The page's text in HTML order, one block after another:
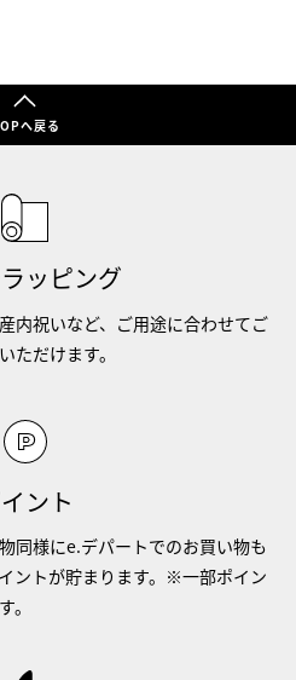
へ戻る
ッピング
内祝いなど、ご用途に合わせてご
ただけます。
ント
同様にe.デパートでのお買い物も
ントが貯まります。※一部ポイン
。